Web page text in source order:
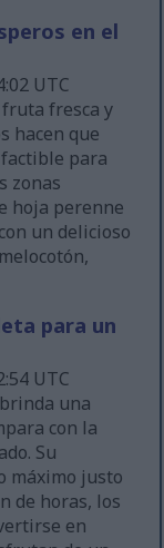
en el
UTC
fresca y
hacen que
para
zonas
hoja perenne
un delicioso
para un
UTC
una
con la
Su
máximo justo
de horas, los
en